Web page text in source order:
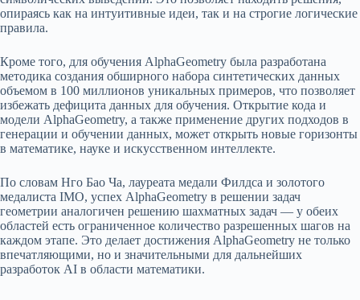
опираясь как на интуитивные идеи, так и на строгие логические
правила.
Кроме того, для обучения AlphaGeometry была разработана
методика создания обширного набора синтетических данных
объемом в 100 миллионов уникальных примеров, что позволяет
избежать дефицита данных для обучения. Открытие кода и
модели AlphaGeometry, а также применение других подходов в
генерации и обучении данных, может открыть новые горизонты
в математике, науке и искусственном интеллекте.
По словам Нго Бао Ча, лауреата медали Филдса и золотого
медалиста IMO, успех AlphaGeometry в решении задач
геометрии аналогичен решению шахматных задач — у обеих
областей есть ограниченное количество разрешенных шагов на
каждом этапе. Это делает достижения AlphaGeometry не только
впечатляющими, но и значительными для дальнейших
разработок AI в области математики.